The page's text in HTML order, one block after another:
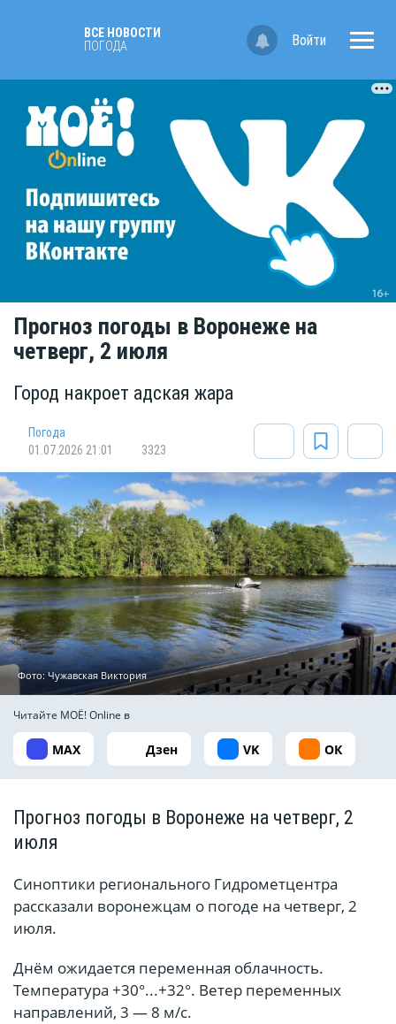
ВСЕ НОВОСТИ
ПОГОДА
Войти
Прогноз погоды в Воронеже на
четверг, 2 июля
Город накроет адская жара
Погода
01.07.2026 21:01
3323
Фото: Чужавская Виктория
Читайте МОЁ! Online в
MAX Дзен VK ОК
Прогноз погоды в Воронеже на четверг, 2
июля
Синоптики регионального Гидрометцентра
рассказали воронежцам о погоде на четверг, 2
июля.
Днём ожидается переменная облачность.
Температура +30°...+32°. Ветер переменных
направлений, 3 — 8 м/с.